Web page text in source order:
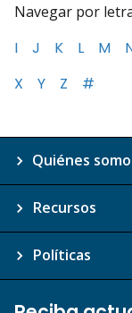
Navegar por
I
J K L M
X
Y Z #
Quiénes
Recursos
Políticas